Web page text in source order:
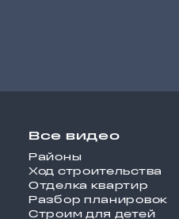
Все видео
Районы
Ход строительства
Отделка квартир
Разбор планировок
Строим для детей